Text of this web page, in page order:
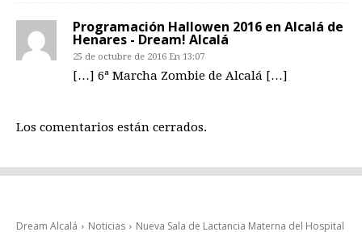
Programación Hallowen 2016 en Alcalá de
Henares - Dream! Alcalá
25 de octubre de 2016 En 13:07
[…] 6ª Marcha Zombie de Alcalá […]
Los comentarios están cerrados.